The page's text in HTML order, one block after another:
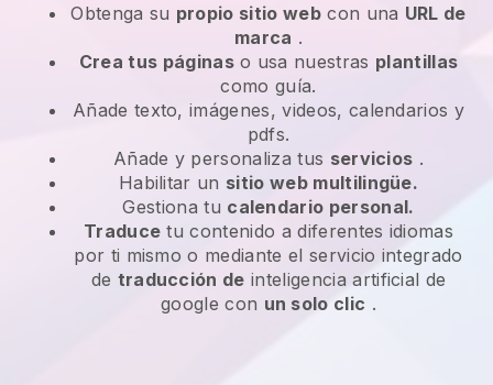
Obtenga su propio sitio webcon una URL de
marca .
Crea tus páginaso usa nuestras plantillas
como guía.
Añade texto, imágenes, videos, calendarios y
pdfs.
Añade y personaliza tus servicios .
Habilitar un sitio web multilingüe.
Gestiona tu calendario personal.
Traduce tu contenido a diferentes idiomas
por ti mismo o mediante el servicio integrado
de traducción de inteligencia artificial de
google con un solo clic .